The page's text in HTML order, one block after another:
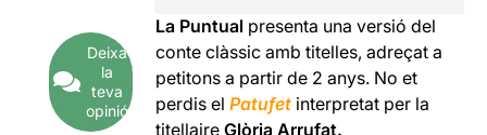
Deixa
la
teva
opinió
La Puntual presenta una versió del
conte clàssic amb titelles, adreçat a
petitons a partir de 2 anys. No et
perdis elPatufet interpretat per la
titellaireGlòria Arrufat.